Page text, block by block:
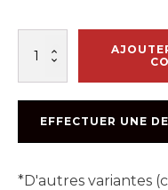
CHAPEAU
EFFECTUER UNE
*D'autres variantes